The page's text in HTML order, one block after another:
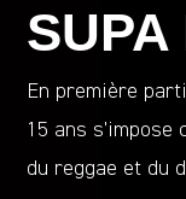
En première
15 ans s’impose
du reggae et du